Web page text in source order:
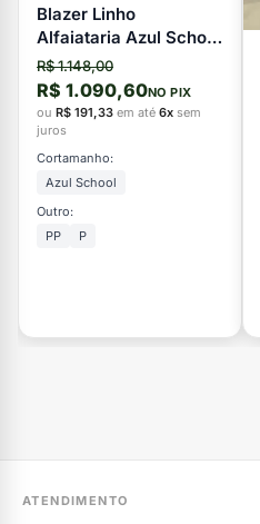
Blazer Linho
Alfaiataria Azul School
- L'Cecci
R$ 1.148,00
R$ 1.090,60NO PIX
ou R$ 191,33 em até 6x sem
juros
Cortamanho:
Azul School
Outro:
PP
P
ATENDIMENTO